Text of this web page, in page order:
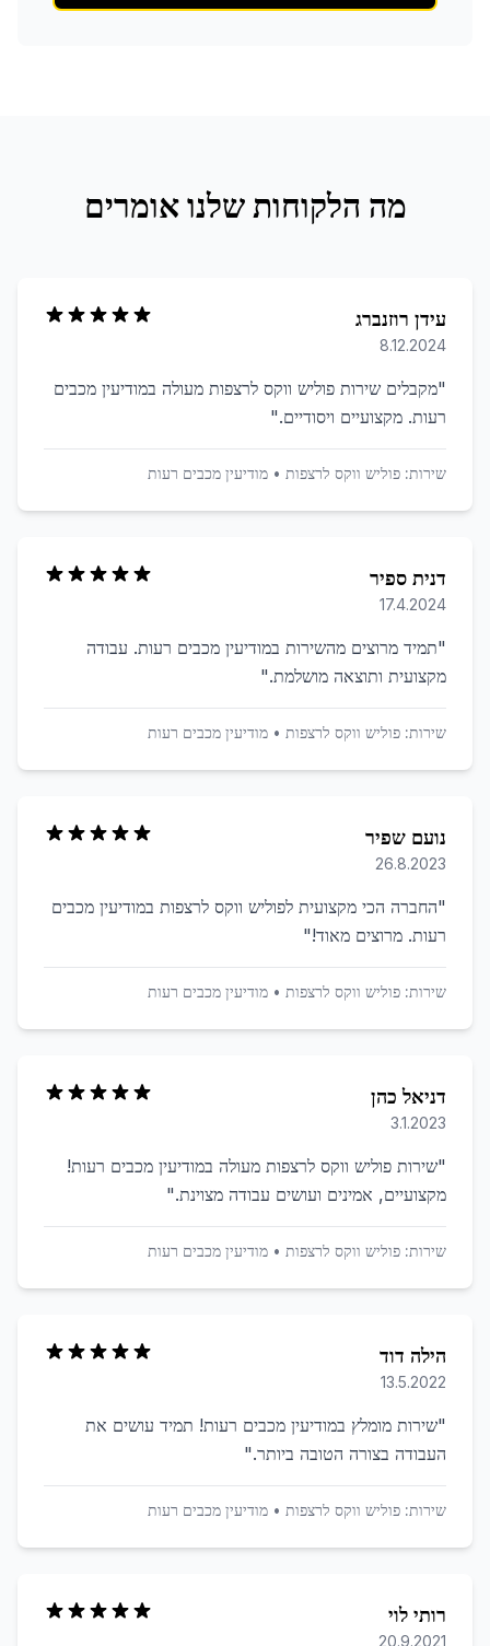
מה הלקוחות שלנו אומרים
עידן רוזנברג
8.12.2024
"מקבלים שירות פוליש ווקס לרצפות מעולה במודיעין מכבים
רעות. מקצועיים ויסודיים."
שירות: פוליש ווקס לרצפות • מודיעין מכבים רעות
דנית ספיר
17.4.2024
"תמיד מרוצים מהשירות במודיעין מכבים רעות. עבודה
מקצועית ותוצאה מושלמת."
שירות: פוליש ווקס לרצפות • מודיעין מכבים רעות
נועם שפיר
26.8.2023
"החברה הכי מקצועית לפוליש ווקס לרצפות במודיעין מכבים
רעות. מרוצים מאוד!"
שירות: פוליש ווקס לרצפות • מודיעין מכבים רעות
דניאל כהן
3.1.2023
"שירות פוליש ווקס לרצפות מעולה במודיעין מכבים רעות!
מקצועיים, אמינים ועושים עבודה מצוינת."
שירות: פוליש ווקס לרצפות • מודיעין מכבים רעות
הילה דוד
13.5.2022
"שירות מומלץ במודיעין מכבים רעות! תמיד עושים את
העבודה בצורה הטובה ביותר."
שירות: פוליש ווקס לרצפות • מודיעין מכבים רעות
רותי לוי
20.9.2021